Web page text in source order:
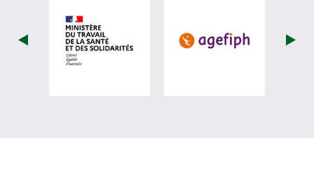
visiter les site de Ministère du travail
visiter les